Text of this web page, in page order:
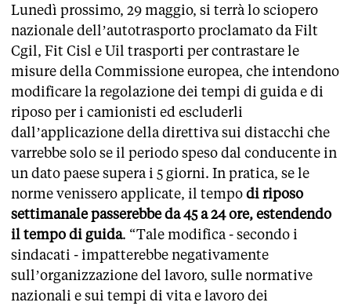
Lunedì prossimo, 29 maggio, si terrà lo sciopero
nazionale dell’autotrasporto proclamato da Filt
Cgil, Fit Cisl e Uil trasporti per contrastare le
misure della Commissione europea, che intendono
modificare la regolazione dei tempi di guida e di
riposo per i camionisti ed escluderli
dall’applicazione della direttiva sui distacchi che
varrebbe solo se il periodo speso dal conducente in
un dato paese supera i 5 giorni. In pratica, se le
norme venissero applicate, il tempodi riposo
settimanale passerebbe da 45 a 24 ore, estendendo
il tempo di guida. “Tale modifica - secondo i
sindacati - impatterebbe negativamente
sull’organizzazione del lavoro, sulle normative
nazionali e sui tempi di vita e lavoro dei